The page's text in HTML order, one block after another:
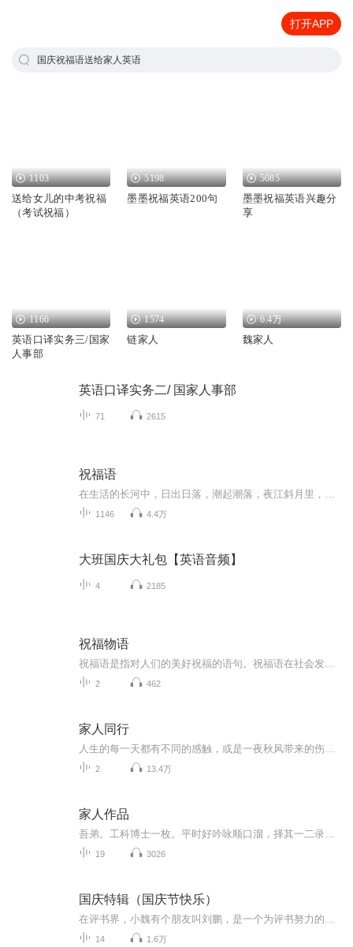
打开APP
国庆祝福语送给家人英语
1103
送给女儿的中考祝福
（考试祝福）
5198
墨墨祝福英语200句
5085
墨墨祝福英语兴趣分
享
1166
英语口译实务三/国家
人事部
1574
链家人
6.4万
魏家人
英语口译实务二/ 国家人事部
71 2615
祝福语
1146 4.4万
大班国庆大礼包【英语音频】
4 2185
祝福物语
2 462
家人同行
2 13.4万
家人作品
19 3026
国庆特辑（国庆节快乐）
14 1.6万